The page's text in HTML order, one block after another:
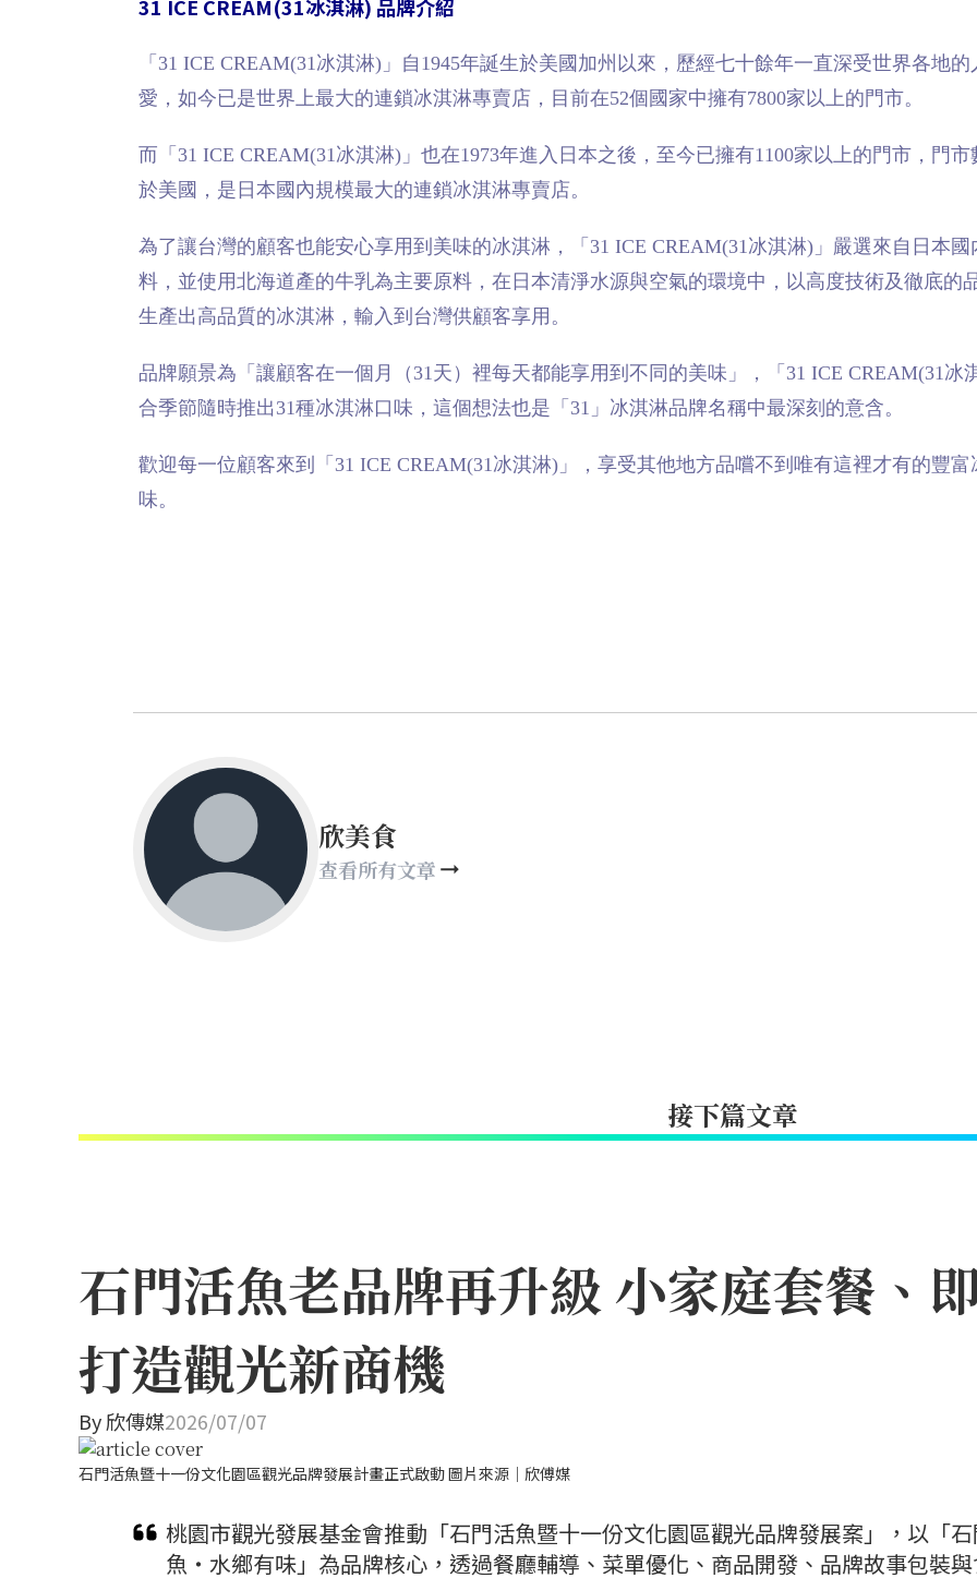
31 ICE CREAM(31冰淇淋) 品牌介紹
「31 ICE CREAM(31冰淇淋)」自1945年誕生於美國加州以來，歷經七十餘年一直深受世界各地的
愛，如今已是世界上最大的連鎖冰淇淋專賣店，目前在52個國家中擁有7800家以上的門市。
而「31 ICE CREAM(31冰淇淋)」也在1973年進入日本之後，至今已擁有1100家以上的門市，門市
於美國，是日本國內規模最大的連鎖冰淇淋專賣店。
為了讓台灣的顧客也能安心享用到美味的冰淇淋，「31 ICE CREAM(31冰淇淋)」嚴選來自日本國
料，並使用北海道產的牛乳為主要原料，在日本清淨水源與空氣的環境中，以高度技術及徹底的
生產出高品質的冰淇淋，輸入到台灣供顧客享用。
品牌願景為「讓顧客在一個月（31天）裡每天都能享用到不同的美味」，「31 ICE CREAM(31冰
合季節隨時推出31種冰淇淋口味，這個想法也是「31」冰淇淋品牌名稱中最深刻的意含。
歡迎每一位顧客來到「31 ICE CREAM(31冰淇淋)」，享受其他地方品嚐不到唯有這裡才有的豐富
味。
欣美食
查看所有文章
接下篇文章
石門活魚老品牌再升級 小家庭套餐、
打造觀光新商機
By欣傳媒2026/07/07
石門活魚暨十一份文化園區觀光品牌發展計畫正式啟動 圖片來源｜欣傅媒
桃園市觀光發展基金會推動「石門活魚暨十一份文化園區觀光品牌發展案」，以「
魚・水鄉有味」為品牌核心，透過餐廳輔導、菜單優化、商品開發、品牌故事包裝